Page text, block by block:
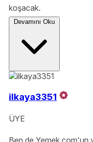
koşacak.
Devamını Oku
ilkaya3351
ÜYE
Ben de Yemek.com'un